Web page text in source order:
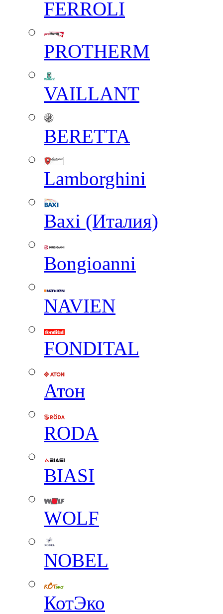
FERROLI
PROTHERM
VAILLANT
BERETTA
Lamborghini
Baxi (Италия)
Вongioanni
NAVIEN
FONDITAL
Атон
RODA
BIASI
WOLF
NOBEL
КотЭко